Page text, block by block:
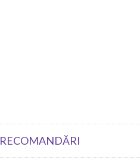
RECOMANDĂRI